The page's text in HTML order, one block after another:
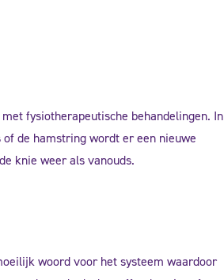
fysiotherapeutische behandelingen. In
de hamstring wordt er een nieuwe
knie weer als vanouds.
woord voor het systeem waardoor